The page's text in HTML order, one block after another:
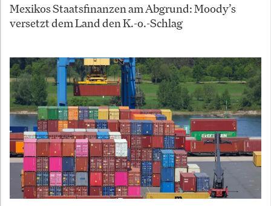
Mexikos Staatsfinanzen am Abgrund: Moody’s
versetzt dem Land den K.-o.-Schlag